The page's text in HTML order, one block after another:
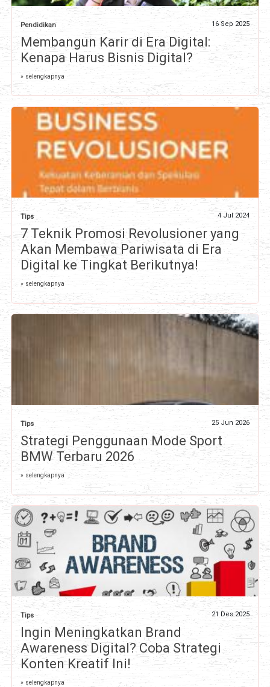
Pendidikan 16 Sep 2025
Membangun Karir di Era Digital:
Kenapa Harus Bisnis Digital?
» selengkapnya
Tips 4 Jul 2024
7 Teknik Promosi Revolusioner yang
Akan Membawa Pariwisata di Era
Digital ke Tingkat Berikutnya!
» selengkapnya
Tips 25 Jun 2026
Strategi Penggunaan Mode Sport
BMW Terbaru 2026
» selengkapnya
Tips 21 Des 2025
Ingin Meningkatkan Brand
Awareness Digital? Coba Strategi
Konten Kreatif Ini!
» selengkapnya